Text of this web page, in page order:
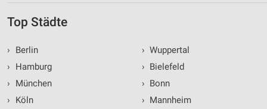
Top Städte
›
Berlin
›
Hamburg
›
München
›
Köln
› Wuppertal
› Bielefeld
› Bonn
› Mannheim